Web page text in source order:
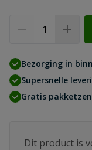
Bezorging in
Supersnelle
Gratis
Dit product is